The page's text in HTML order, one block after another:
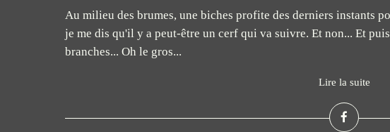
Au milieu des brumes, une biches profite des derniers instants
je me dis qu'il y a peut-être un cerf qui va suivre. Et non... Et
branches... Oh le gros...
Lire la suite